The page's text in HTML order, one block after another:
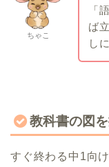
ちゃこ
「
ば
し
教科書の図
すぐ終わる中1向